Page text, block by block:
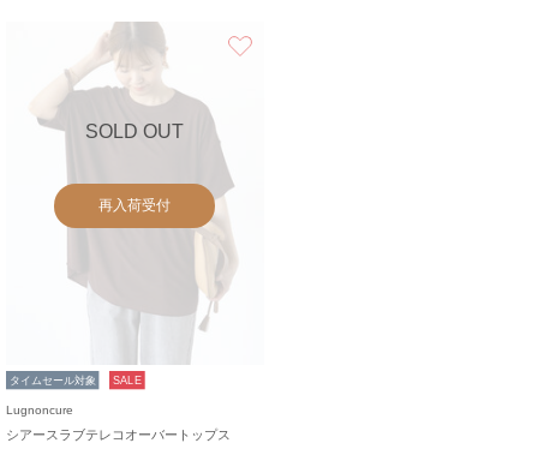
SOLD OUT
再入荷受付
タイムセール対象 SALE
Lugnoncure
シアースラブテレコオーバートップス